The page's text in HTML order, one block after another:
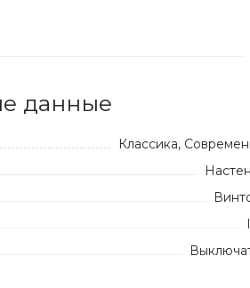
данные
Классика,